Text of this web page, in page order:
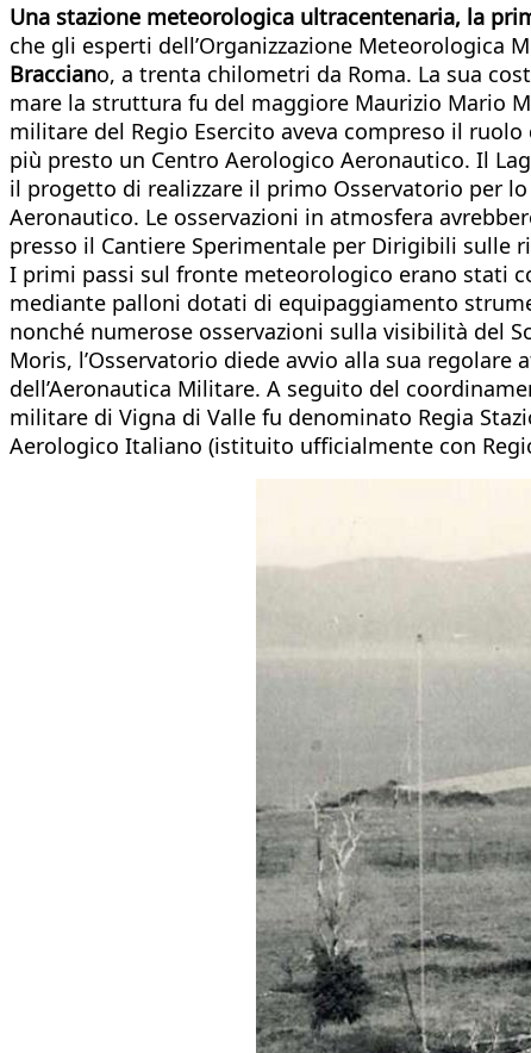
Una stazione meteorologica ultracentenaria, la
che gli esperti dell’Organizzazione Meteorologica
Bracciano, a trenta chilometri da Roma. La sua
mare la struttura fu del maggiore Maurizio Mario
militare del Regio Esercito aveva compreso il
più presto un Centro Aerologico Aeronautico. Il
il progetto di realizzare il primo Osservatorio per
Aeronautico. Le osservazioni in atmosfera
presso il Cantiere Sperimentale per Dirigibili sulle
I primi passi sul fronte meteorologico erano stati
mediante palloni dotati di equipaggiamento
nonché numerose osservazioni sulla visibilità del
Moris, l’Osservatorio diede avvio alla sua
dell’Aeronautica Militare. A seguito del
militare di Vigna di Valle fu denominato Regia
Aerologico Italiano (istituito ufficialmente con